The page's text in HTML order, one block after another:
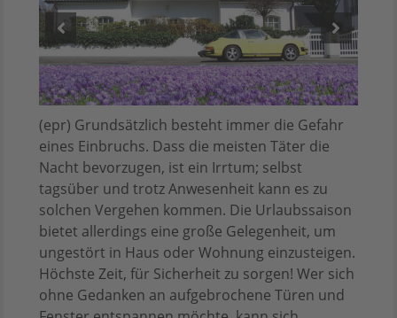
(epr) Grundsätzlich besteht immer die Gefahr
eines Einbruchs. Dass die meisten Täter die
Nacht bevorzugen, ist ein Irrtum; selbst
tagsüber und trotz Anwesenheit kann es zu
solchen Vergehen kommen. Die Urlaubssaison
bietet allerdings eine große Gelegenheit, um
ungestört in Haus oder Wohnung einzusteigen.
Höchste Zeit, für Sicherheit zu sorgen! Wer sich
ohne Gedanken an aufgebrochene Türen und